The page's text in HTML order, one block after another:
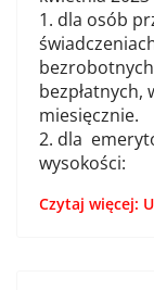
1. dla osób
bezpłatnych,
miesięcznie.
2. dla
wysokości:
Czytaj więcej: